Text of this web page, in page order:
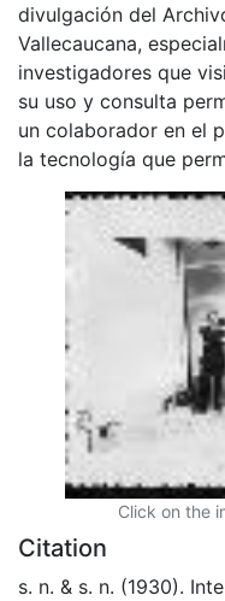
divulgación del
Vallecaucana,
investigadores que
su uso y consulta
un colaborador en el
la tecnología que
Click on the
Citation
s. n. & s. n. (1930).